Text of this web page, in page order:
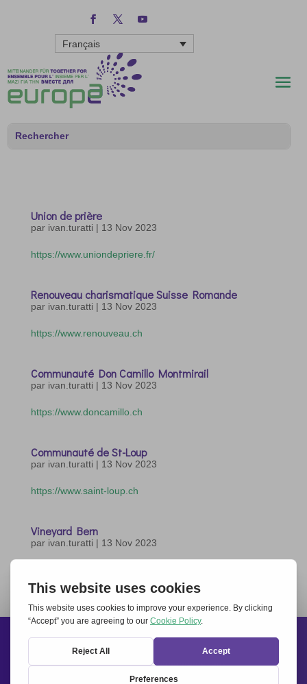
Français
Union de prière
par ivan.turatti | 13 Nov 2023
https://www.uniondepriere.fr/
Renouveau charismatique Suisse Romande
par ivan.turatti | 13 Nov 2023
https://www.renouveau.ch
Communauté Don Camillo Montmirail
par ivan.turatti | 13 Nov 2023
https://www.doncamillo.ch
Communauté de St-Loup
par ivan.turatti | 13 Nov 2023
https://www.saint-loup.ch
Vineyard Bern
par ivan.turatti | 13 Nov 2023
« Entrées précédentes
Soutiens-nous
Vos dons contribueront aux événements, aux
activités, aux opérations et à la diffusion de l’esprit